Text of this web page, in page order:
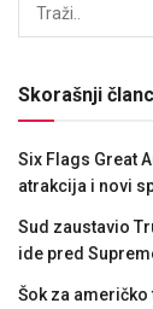
Skorašnji
Six Flags Great
atrakcija i novi
Sud zaustavio
ide pred
Šok za američko